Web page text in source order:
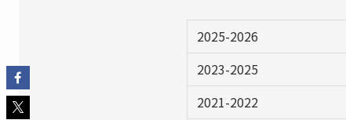
2025-2026
2023-2025
2021-2022